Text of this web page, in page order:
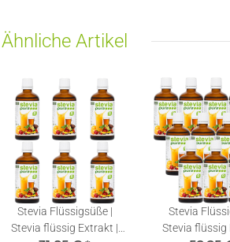
Ähnliche Artikel
Stevia Flüssigsüße |
Stevia flüssig Extrakt |
Stevia
Stevia flüssig